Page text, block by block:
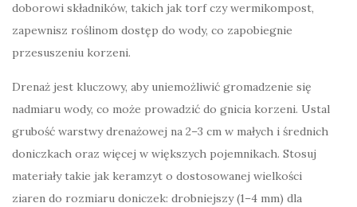
doborowi składników, takich jak torf czy wermikompost,
zapewnisz roślinom dostęp do wody, co zapobiegnie
przesuszeniu korzeni.
Drenaż jest kluczowy, aby uniemożliwić gromadzenie się
nadmiaru wody, co może prowadzić do gnicia korzeni. Ustal
grubość warstwy drenażowej na 2–3 cm w małych i średnich
doniczkach oraz więcej w większych pojemnikach. Stosuj
materiały takie jak keramzyt o dostosowanej wielkości
ziaren do rozmiaru doniczek: drobniejszy (1–4 mm) dla